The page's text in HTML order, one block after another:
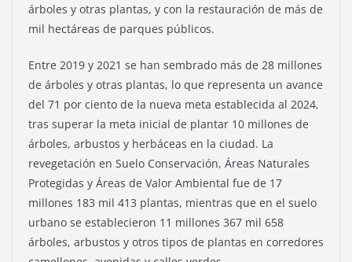
árboles y otras plantas, y con la restauración de más de
mil hectáreas de parques públicos.
Entre 2019 y 2021 se han sembrado más de 28 millones
de árboles y otras plantas, lo que representa un avance
del 71 por ciento de la nueva meta establecida al 2024,
tras superar la meta inicial de plantar 10 millones de
árboles, arbustos y herbáceas en la ciudad. La
revegetación en Suelo Conservación, Áreas Naturales
Protegidas y Áreas de Valor Ambiental fue de 17
millones 183 mil 413 plantas, mientras que en el suelo
urbano se establecieron 11 millones 367 mil 658
árboles, arbustos y otros tipos de plantas en corredores